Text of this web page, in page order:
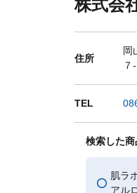
株式会
住所
岡
７-
TEL
検索した商
肌ラ
アル